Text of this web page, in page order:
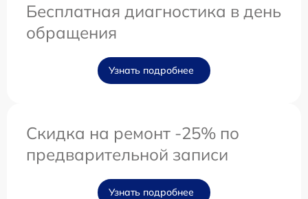
Бесплатная диагностика в день
обращения
Узнать подробнее
Скидка на ремонт -25% по
предварительной записи
Узнать подробнее